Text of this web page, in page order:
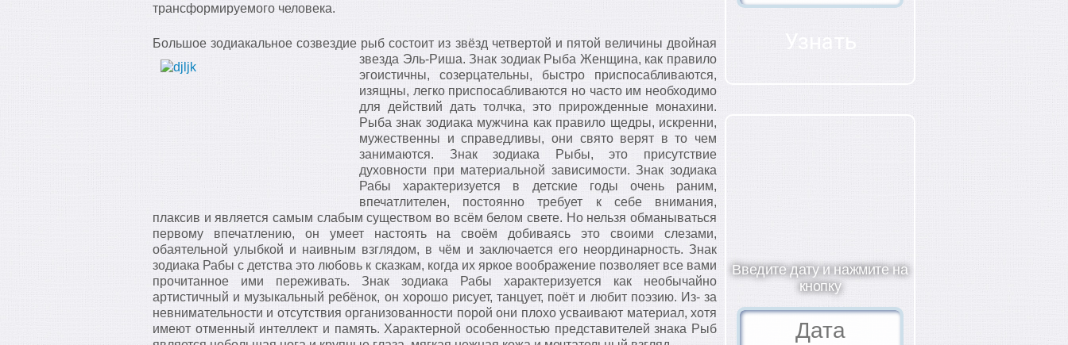
трансформируемого человека.
Большое зодиакальное созвездие рыб состоит из звёзд четвертой и пятой величины двойная
звезда Эль-Риша. Знак зодиак Рыба Женщина, как правило
эгоистичны, созерцательны, быстро приспосабливаются,
изящны, легко приспосабливаются но часто им необходимо
для действий дать толчка, это прирожденные монахини.
Рыба знак зодиака мужчина как правило щедры, искренни,
мужественны и справедливы, они свято верят в то чем
занимаются. Знак зодиака Рыбы, это присутствие
духовности при материальной зависимости. Знак зодиака
Рабы характеризуется в детские годы очень раним,
впечатлителен, постоянно требует к себе внимания,
плаксив и является самым слабым существом во всём белом свете. Но нельзя обманываться
первому впечатлению, он умеет настоять на своём добиваясь это своими слезами,
обаятельной улыбкой и наивным взглядом, в чём и заключается его неординарность. Знак
зодиака Рабы с детства это любовь к сказкам, когда их яркое воображение позволяет все вами
прочитанное ими переживать. Знак зодиака Рабы характеризуется как необычайно
артистичный и музыкальный ребёнок, он хорошо рисует, танцует, поёт и любит поэзию. Из- за
невнимательности и отсутствия организованности порой они плохо усваивают материал, хотя
имеют отменный интеллект и память. Характерной особенностью представителей знака Рыб
Введите дату и нажмите на
кнопку